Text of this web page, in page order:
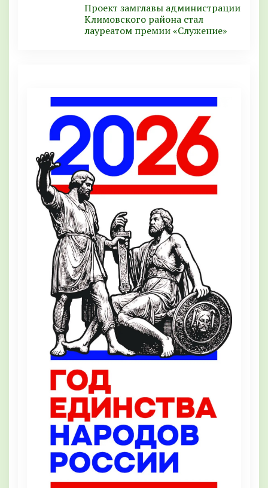
Проект замглавы администрации
Климовского района стал
лауреатом премии «Служение»